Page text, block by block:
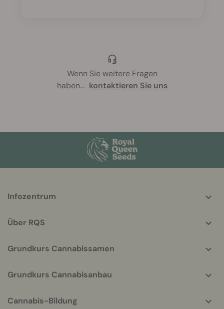
Wenn Sie weitere Fragen
haben... kontaktieren Sie uns
helpful
Infozentrum
Über RQS
Grundkurs Cannabissamen
Grundkurs Cannabisanbau
Cannabis-Bildung